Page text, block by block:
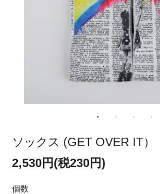
ソックス (GET OVER IT）
2,530円(税230円)
個数